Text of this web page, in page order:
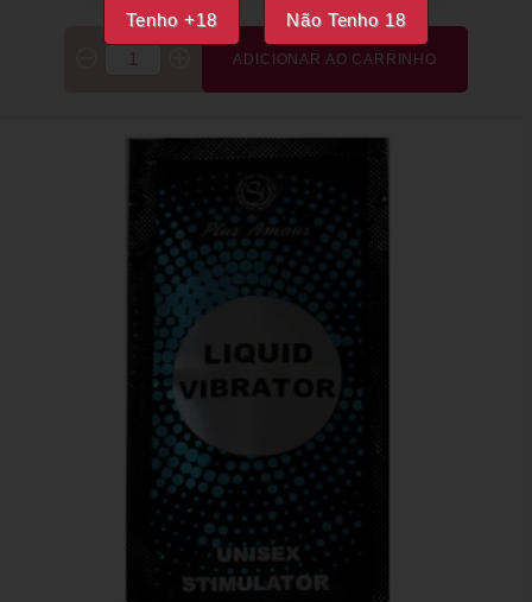
Tenho +18 Não Tenho 18
ADICIONAR AO CARRINHO